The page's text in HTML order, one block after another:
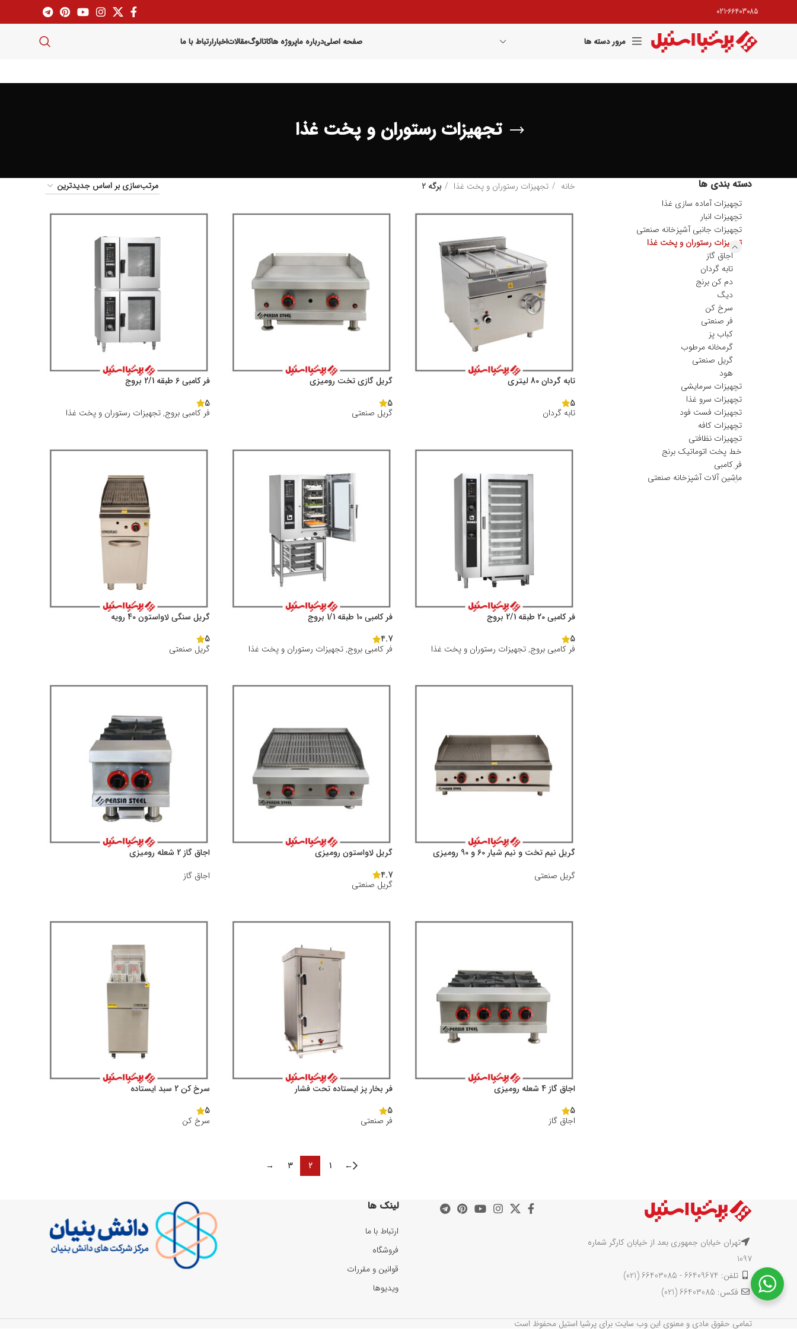
021-66403085
مرور دسته ها صفحه اصلیدرباره ماپروژه هاکاتالوگمقالاتاخبارارتباط با ما
تجهیزات رستوران و پخت غذا
دسته بندی ها
تجهیزات آماده سازی غذا
تجهیزات انبار
تجهیزات جانبی آشپزخانه صنعتی
تجهیزات رستوران و پخت غذا
اجاق گاز
تابه گردان
دم کن برنج
دیگ
سرخ کن
فر صنعتی
کباب پز
گرمخانه مرطوب
گریل صنعتی
هود
تجهیزات سرمایشی
تجهیزات سرو غذا
تجهیزات فست فود
تجهیزات کافه
تجهیزات نظافتی
خط پخت اتوماتیک برنج
فر کامبی
ماشین آلات آشپزخانه صنعتی
خانه تجهیزات رستوران و پخت غذا برگه 2
تابه گردان 80 ليترى
5
تابه گردان
گریل گازی تخت رومیزی
5
گریل صنعتی
فر کامبی 6 طبقه 2/1 بروج
5
فر کامبی بروج,تجهیزات رستوران و پخت غذا
فر کامبی 20 طبقه 2/1 بروج
5
فر کامبی بروج,تجهیزات رستوران و پخت غذا
فر کامبی 10 طبقه 1/1 بروج
4.7
فر کامبی بروج,تجهیزات رستوران و پخت غذا
گريل سنگی لاواستون 40 رويه
5
گریل صنعتی
گریل نیم تخت و نیم شیار 60 و 90 رومیزی
گریل صنعتی
گریل لاواستون رومیزی
4.7
گریل صنعتی
اجاق گاز 2 شعله رومیزی
اجاق گاز
اجاق گاز 4 شعله رومیزی
5
اجاق گاز
فر بخار پز ایستاده تحت فشار
5
فر صنعتی
سرخ کن 2 سبد ایستاده
5
سرخ کن
←
1
2
3
→
تهران خیابان جمهوری بعد از خیابان کارگر شماره
1097
تلفن: 66409674 - 66403085 (021)
فکس: 66403085 (021)
لینک ها
ارتباط با ما
فروشگاه
قوانین و مقررات
ویدیوها
تمامی حقوق مادی و معنوی این وب سایت برای پرشیا استیل محفوظ است